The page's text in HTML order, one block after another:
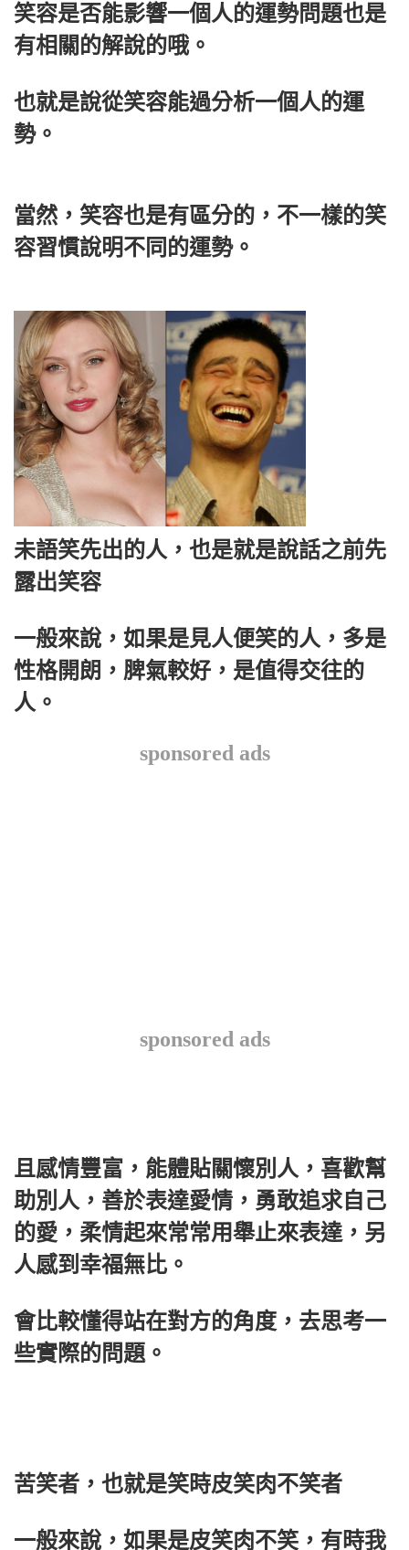
笑容是否能影響一個人的運勢問題也是
有相關的解說的哦。
也就是說從笑容能過分析一個人的運
勢。
當然，笑容也是有區分的，不一樣的笑
容習慣說明不同的運勢。
未語笑先出的人，也是就是說話之前先
露出笑容
一般來說，如果是見人便笑的人，多是
性格開朗，脾氣較好，是值得交往的
人。
sponsored ads
sponsored ads
且感情豐富，能體貼關懷別人，喜歡幫
助別人，善於表達愛情，勇敢追求自己
的愛，柔情起來常常用舉止來表達，另
人感到幸福無比。
會比較懂得站在對方的角度，去思考一
些實際的問題。
苦笑者，也就是笑時皮笑肉不笑者
一般來說，如果是皮笑肉不笑，有時我